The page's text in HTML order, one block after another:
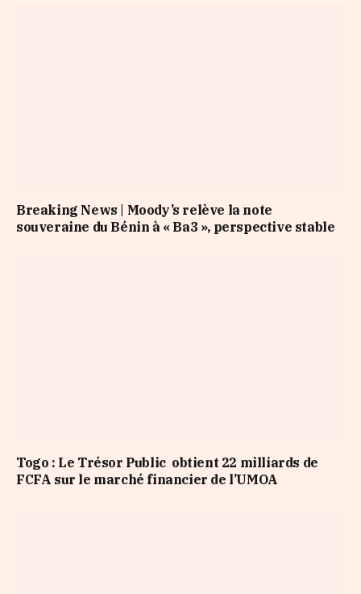
Breaking News | Moody’s relève la note
souveraine du Bénin à « Ba3 », perspective stable
Togo : Le Trésor Public obtient 22 milliards de
FCFA sur le marché financier de l’UMOA